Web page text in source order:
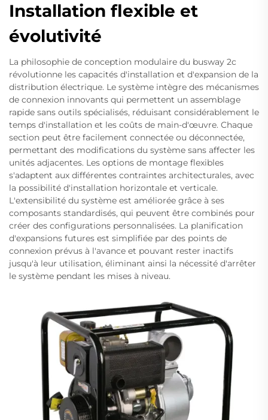
Installation flexible et
évolutivité
La philosophie de conception modulaire du busway 2c
révolutionne les capacités d'installation et d'expansion de la
distribution électrique. Le système intègre des mécanismes
de connexion innovants qui permettent un assemblage
rapide sans outils spécialisés, réduisant considérablement le
temps d'installation et les coûts de main-d'œuvre. Chaque
section peut être facilement connectée ou déconnectée,
permettant des modifications du système sans affecter les
unités adjacentes. Les options de montage flexibles
s'adaptent aux différentes contraintes architecturales, avec
la possibilité d'installation horizontale et verticale.
L'extensibilité du système est améliorée grâce à ses
composants standardisés, qui peuvent être combinés pour
créer des configurations personnalisées. La planification
d'expansions futures est simplifiée par des points de
connexion prévus à l'avance et pouvant rester inactifs
jusqu'à leur utilisation, éliminant ainsi la nécessité d'arrêter
le système pendant les mises à niveau.